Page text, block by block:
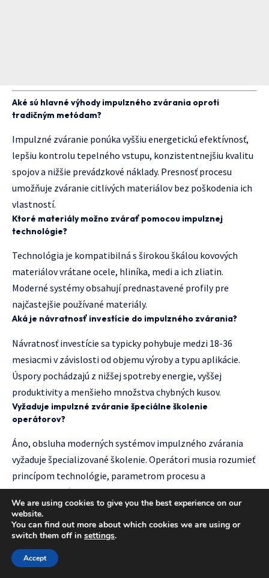
Aké sú hlavné výhody impulzného zvárania oproti
tradičným metódam?
Impulzné zváranie ponúka vyššiu energetickú efektívnosť,
lepšiu kontrolu tepelného vstupu, konzistentnejšiu kvalitu
spojov a nižšie prevádzkové náklady. Presnosť procesu
umožňuje zváranie citlivých materiálov bez poškodenia ich
vlastností.
Ktoré materiály možno zvárať pomocou impulznej
technológie?
Technológia je kompatibilná s širokou škálou kovových
materiálov vrátane ocele, hliníka, medi a ich zliatin.
Moderné systémy obsahují prednastavené profily pre
najčastejšie používané materiály.
Aká je návratnosť investície do impulzného zvárania?
Návratnosť investície sa typicky pohybuje medzi 18-36
mesiacmi v závislosti od objemu výroby a typu aplikácie.
Úspory pochádzajú z nižšej spotreby energie, vyššej
produktivity a menšieho množstva chybných kusov.
Vyžaduje impulzné zváranie špeciálne školenie
operátorov?
Áno, obsluha moderných systémov impulzného zvárania
vyžaduje špecializované školenie. Operátori musia rozumieť
princípom technológie, parametrom procesu a
bezpečnostným postupom.
Je možné integrovať impulzné zváranie do existujúcich
výrobných liniek?
Väčšina moderných systémov impulzného zvárania je
navrhnutá pre jednoduchú integráciu do existujúcich
We are using cookies to give you the best experience on our
website.
You can find out more about which cookies we are using or
switch them off in settings.
Accept